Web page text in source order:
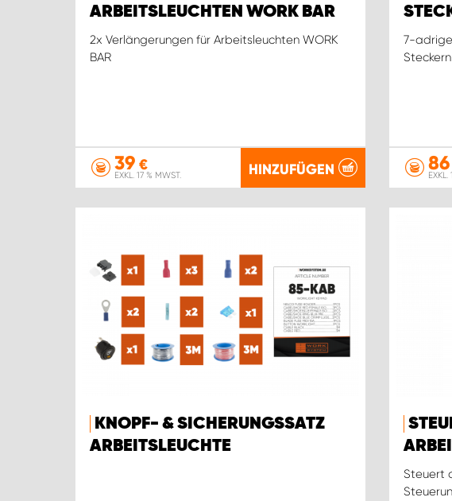
ARBEITSLEUCHTEN WORK BAR
2x Verlängerungen für Arbeitsleuchten WORK
BAR
39 €
EXKL. 17 % MWST. HINZUFÜGEN
7-
86
EXKL.
KNOPF- & SICHERUNGSSATZ
ARBEITSLEUCHTE
Steuert